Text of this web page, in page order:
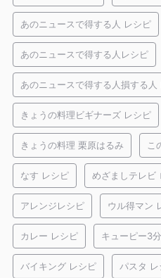
あのニュースで得する人 レシピ
あのニュースで得する人レシピ
あのニュースで得する人損する人
きょうの料理ビギナーズ レシピ
きょうの料理 栗原はるみ こ
なす レシピ めざましテレビ
アレンジレシピ ウル得マン
カレー レシピ キューピー3
バイキング レシピ パスタ